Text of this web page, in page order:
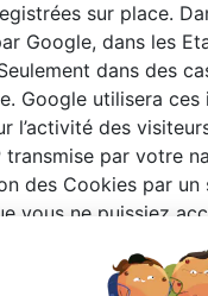
sur place.
Google, dans les
dans des
Google utilisera
l’activité des
transmise par votre
des Cookies par
vous ne puissiez
(incluant
téléchargeant et